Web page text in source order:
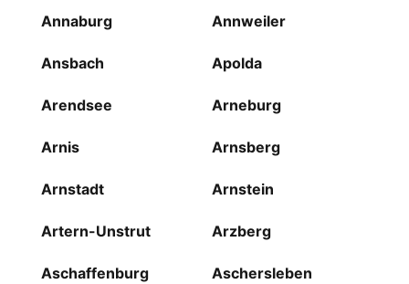
Annaburg Annweiler
Ansbach Apolda
Arendsee Arneburg
Arnis Arnsberg
Arnstadt Arnstein
Artern-Unstrut Arzberg
Aschaffenburg Aschersleben